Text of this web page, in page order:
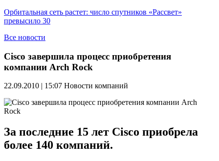
Орбитальная сеть растет: число спутников «Рассвет»
превысило 30
Все новости
Cisco завершила процесс приобретения
компании Arch Rock
22.09.2010 | 15:07 Новости компаний
За последние 15 лет Cisco приобрела
более 140 компаний.